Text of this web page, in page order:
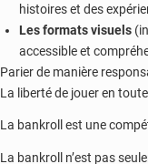
histoires et des
Les formats visuels
accessible et
Parier de manière
La liberté de jouer en
La bankroll est une
La bankroll n’est pas